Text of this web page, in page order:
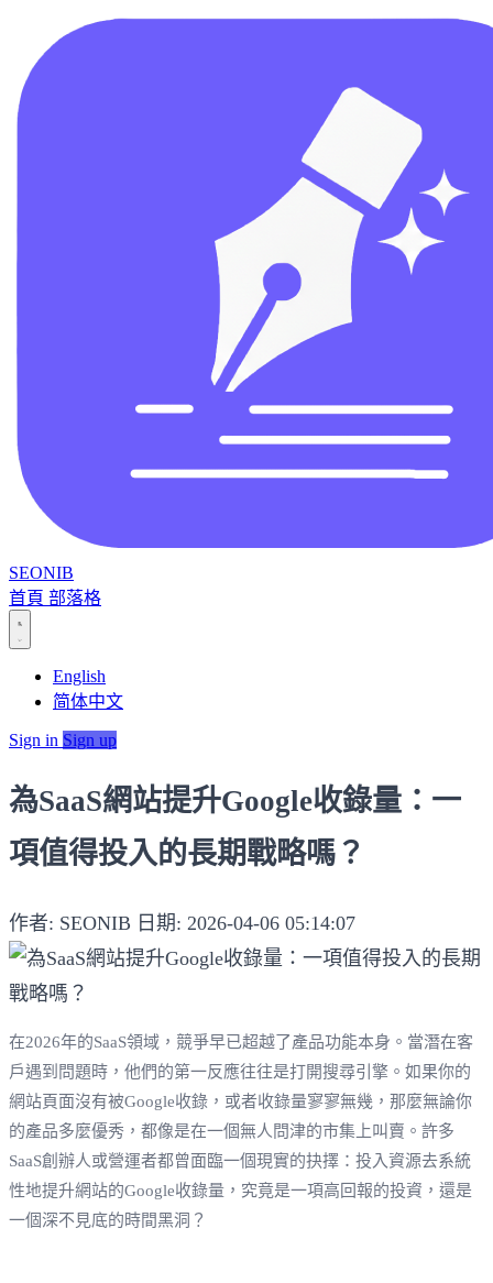
SEONIB
首頁 部落格
English
简体中文
Sign in Sign up
為SaaS網站提升Google收錄量：一
項值得投入的長期戰略嗎？
作者: SEONIB 日期: 2026-04-06 05:14:07
在2026年的SaaS領域，競爭早已超越了產品功能本身。當潛在客
戶遇到問題時，他們的第一反應往往是打開搜尋引擎。如果你的
網站頁面沒有被Google收錄，或者收錄量寥寥無幾，那麼無論你
的產品多麼優秀，都像是在一個無人問津的市集上叫賣。許多
SaaS創辦人或營運者都曾面臨一個現實的抉擇：投入資源去系統
性地提升網站的Google收錄量，究竟是一項高回報的投資，還是
一個深不見底的時間黑洞？